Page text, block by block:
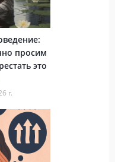
просим
это
г.